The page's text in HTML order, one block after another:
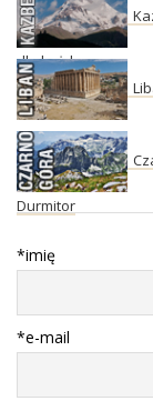
dla każdego
Durmitor
*imię
*e-mail